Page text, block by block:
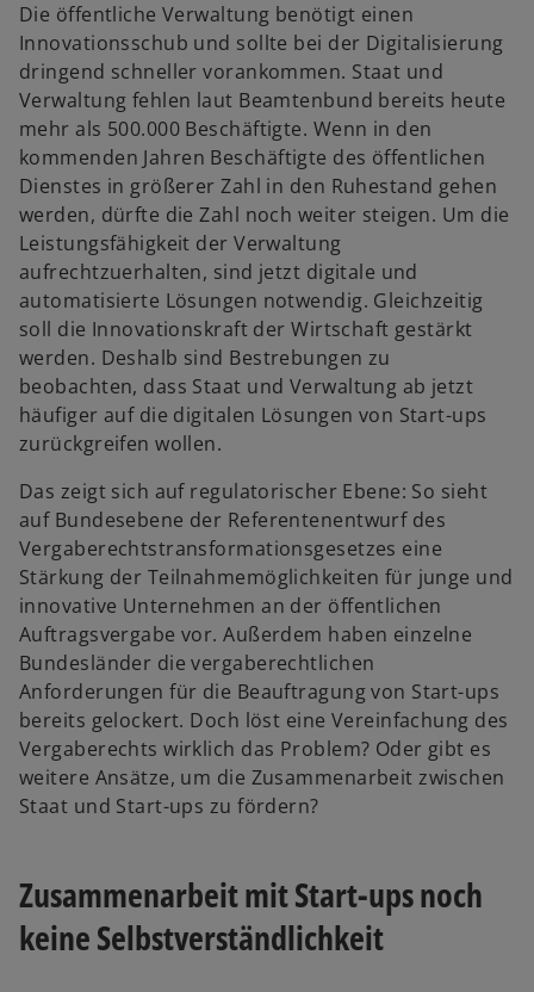
Die öffentliche Verwaltung benötigt einen
Innovationsschub und sollte bei der Digitalisierung
dringend schneller vorankommen. Staat und
Verwaltung fehlen laut Beamtenbund bereits heute
mehr als 500.000 Beschäftigte. Wenn in den
kommenden Jahren Beschäftigte des öffentlichen
Dienstes in größerer Zahl in den Ruhestand gehen
werden, dürfte die Zahl noch weiter steigen. Um die
Leistungsfähigkeit der Verwaltung
aufrechtzuerhalten, sind jetzt digitale und
automatisierte Lösungen notwendig. Gleichzeitig
soll die Innovationskraft der Wirtschaft gestärkt
werden. Deshalb sind Bestrebungen zu
beobachten, dass Staat und Verwaltung ab jetzt
häufiger auf die digitalen Lösungen von Start-ups
zurückgreifen wollen.
Das zeigt sich auf regulatorischer Ebene: So sieht
auf Bundesebene der Referentenentwurf des
Vergaberechtstransformationsgesetzes eine
Stärkung der Teilnahmemöglichkeiten für junge und
innovative Unternehmen an der öffentlichen
Auftragsvergabe vor. Außerdem haben einzelne
Bundesländer die vergaberechtlichen
Anforderungen für die Beauftragung von Start-ups
bereits gelockert. Doch löst eine Vereinfachung des
Vergaberechts wirklich das Problem? Oder gibt es
weitere Ansätze, um die Zusammenarbeit zwischen
Staat und Start-ups zu fördern?
Zusammenarbeit mit Start-ups noch
keine Selbstverständlichkeit